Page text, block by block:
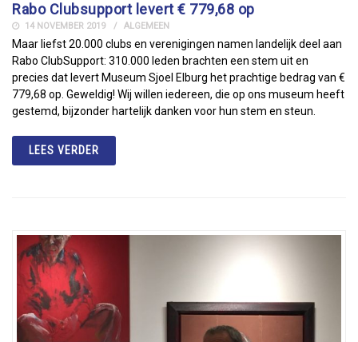
Rabo Clubsupport levert € 779,68 op
14 NOVEMBER 2019 ALGEMEEN
Maar liefst 20.000 clubs en verenigingen namen landelijk deel aan
Rabo ClubSupport: 310.000 leden brachten een stem uit en
precies dat levert Museum Sjoel Elburg het prachtige bedrag van €
779,68 op. Geweldig! Wij willen iedereen, die op ons museum heeft
gestemd, bijzonder hartelijk danken voor hun stem en steun.
LEES VERDER